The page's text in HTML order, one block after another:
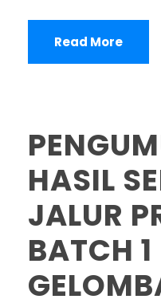
Read More
HASIL
JALUR
BATCH 1